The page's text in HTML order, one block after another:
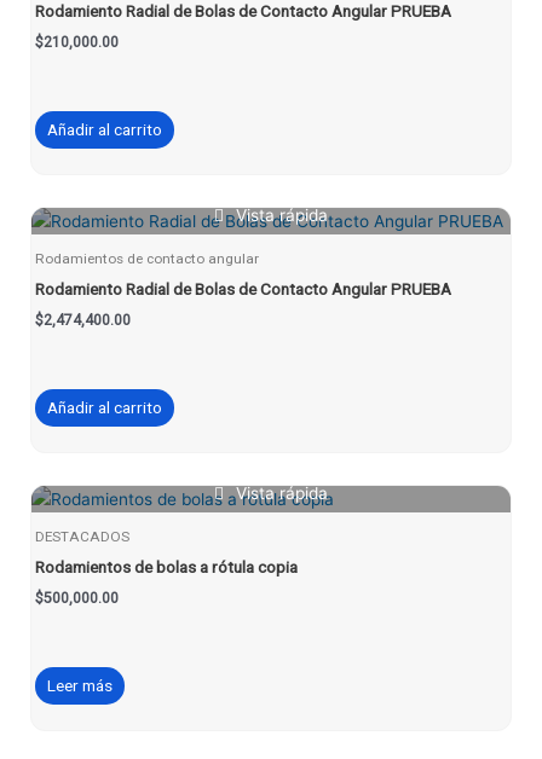
Rodamiento Radial de Bolas de Contacto Angular PRUEBA
$210,000.00
Añadir al carrito
Vista rápida
Rodamientos de contacto angular
Rodamiento Radial de Bolas de Contacto Angular PRUEBA
$2,474,400.00
Añadir al carrito
Vista rápida
DESTACADOS
Rodamientos de bolas a rótula copia
$500,000.00
Leer más